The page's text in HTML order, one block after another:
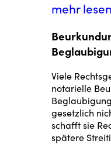
mehr lesen
Viele
notarielle
gesetzlich
schafft sie
spätere